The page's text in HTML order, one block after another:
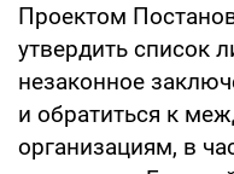
Проектом
утвердить список
незаконное
и обратиться к
организациям, в